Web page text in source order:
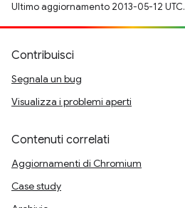
Ultimo aggiornamento 2013-05-12 UTC.
Contribuisci
Segnala un bug
Visualizza i problemi aperti
Contenuti correlati
Aggiornamenti di Chromium
Case study